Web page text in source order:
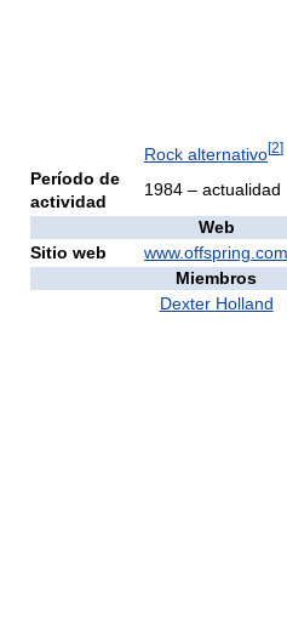
Rock alternativo[2]
Período de
actividad
1984 – actualidad
Web
Sitio web
www.offspring.com
Miembros
Dexter Holland